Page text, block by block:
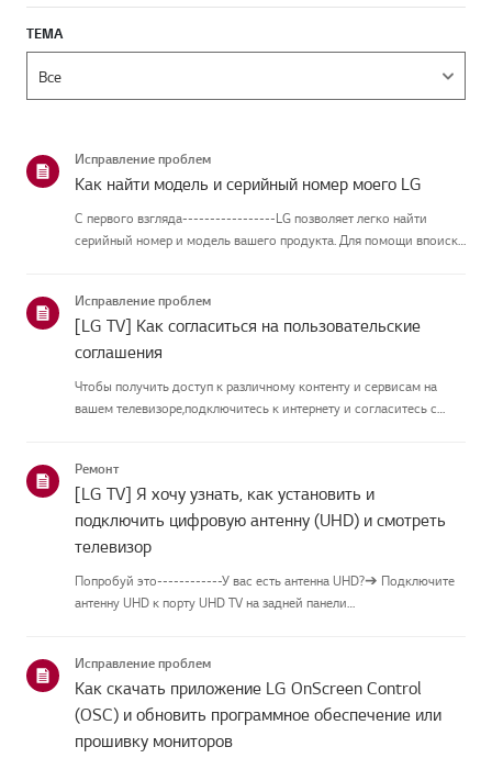
ТЕМА
Исправление проблем
Как найти модель и серийный номер моего LG
С первого взгляда-----------------LG позволяет легко найти
серийный номер и модель вашего продукта. Для помощи впоиске
руководство создано...
Исправление проблем
[LG TV] Как согласиться на пользовательские
соглашения
Чтобы получить доступ к различному контенту и сервисам на
вашем телевизоре,подключитесь к интернету и согласитесь с
вашеготелевизора и ...
Ремонт
[LG TV] Я хочу узнать, как установить и
подключить цифровую антенну (UHD) и смотреть
телевизор
Попробуй это------------У вас есть антенна UHD?➔ Подключите
антенну UHD к порту UHD TV на задней панели
принимать UHD-сигн...
Исправление проблем
Как скачать приложение LG OnScreen Control
(OSC) и обновить программное обеспечение или
прошивку мониторов